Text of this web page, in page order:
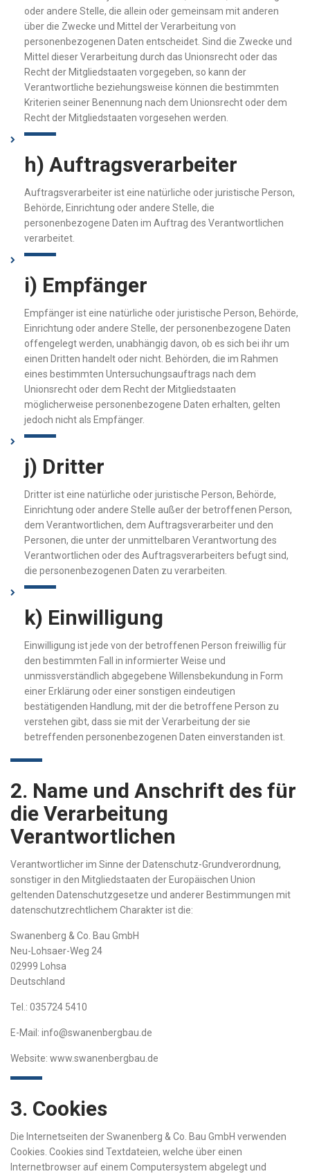
oder andere Stelle, die allein oder gemeinsam mit anderen
über die Zwecke und Mittel der Verarbeitung von
personenbezogenen Daten entscheidet. Sind die Zwecke und
Mittel dieser Verarbeitung durch das Unionsrecht oder das
Recht der Mitgliedstaaten vorgegeben, so kann der
Verantwortliche beziehungsweise können die bestimmten
Kriterien seiner Benennung nach dem Unionsrecht oder dem
Recht der Mitgliedstaaten vorgesehen werden.
h) Auftragsverarbeiter
Auftragsverarbeiter ist eine natürliche oder juristische Person,
Behörde, Einrichtung oder andere Stelle, die
personenbezogene Daten im Auftrag des Verantwortlichen
verarbeitet.
i) Empfänger
Empfänger ist eine natürliche oder juristische Person, Behörde,
Einrichtung oder andere Stelle, der personenbezogene Daten
offengelegt werden, unabhängig davon, ob es sich bei ihr um
einen Dritten handelt oder nicht. Behörden, die im Rahmen
eines bestimmten Untersuchungsauftrags nach dem
Unionsrecht oder dem Recht der Mitgliedstaaten
möglicherweise personenbezogene Daten erhalten, gelten
jedoch nicht als Empfänger.
j) Dritter
Dritter ist eine natürliche oder juristische Person, Behörde,
Einrichtung oder andere Stelle außer der betroffenen Person,
dem Verantwortlichen, dem Auftragsverarbeiter und den
Personen, die unter der unmittelbaren Verantwortung des
Verantwortlichen oder des Auftragsverarbeiters befugt sind,
die personenbezogenen Daten zu verarbeiten.
k) Einwilligung
Einwilligung ist jede von der betroffenen Person freiwillig für
den bestimmten Fall in informierter Weise und
unmissverständlich abgegebene Willensbekundung in Form
einer Erklärung oder einer sonstigen eindeutigen
bestätigenden Handlung, mit der die betroffene Person zu
verstehen gibt, dass sie mit der Verarbeitung der sie
betreffenden personenbezogenen Daten einverstanden ist.
2. Name und Anschrift des für
die Verarbeitung
Verantwortlichen
Verantwortlicher im Sinne der Datenschutz-Grundverordnung,
sonstiger in den Mitgliedstaaten der Europäischen Union
geltenden Datenschutzgesetze und anderer Bestimmungen mit
datenschutzrechtlichem Charakter ist die:
Swanenberg & Co. Bau GmbH
Neu-Lohsaer-Weg 24
02999 Lohsa
Deutschland
Tel.: 035724 5410
E-Mail: info@swanenbergbau.de
Website: www.swanenbergbau.de
3. Cookies
Die Internetseiten der Swanenberg & Co. Bau GmbH verwenden
Cookies. Cookies sind Textdateien, welche über einen
Internetbrowser auf einem Computersystem abgelegt und